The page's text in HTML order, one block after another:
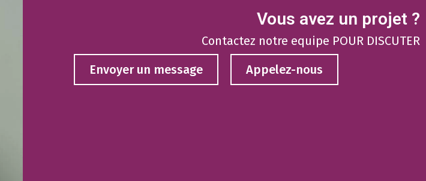
Vous avez un projet ?
Contactez notre equipe POUR DISCUTER
Envoyer un message
Appelez-nous